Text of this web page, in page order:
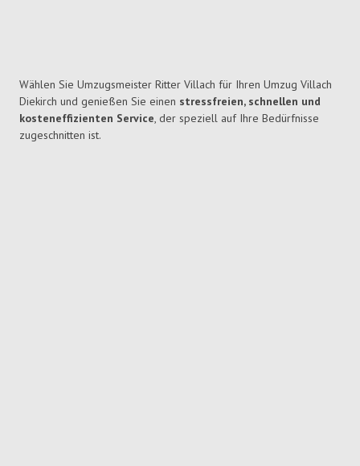
Wählen Sie Umzugsmeister Ritter Villach für Ihren Umzug Villach
Diekirch und genießen Sie einen stressfreien, schnellen und
kosteneffizienten Service, der speziell auf Ihre Bedürfnisse
zugeschnitten ist.